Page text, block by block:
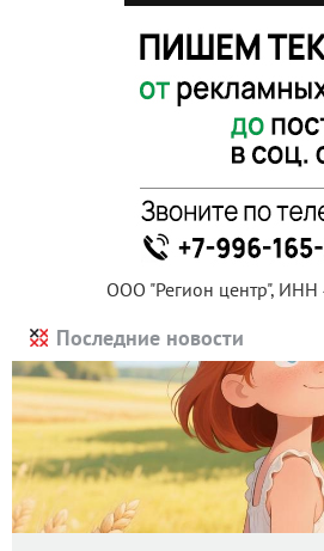
ООО "Регион центр",
Последние новости